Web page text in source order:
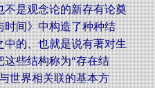
是观念论的新存有论奠
时间》中构造了种种结
的、也就是说有著对生
些结构称为“存在结
世界相关联的基本方